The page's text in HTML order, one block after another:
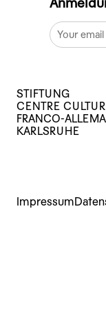
STIFTUNG
CENTRE
FRANCO-
KARLSRUHE
Impressum